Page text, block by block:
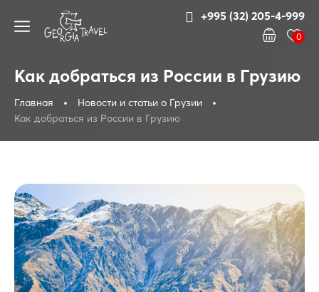
+995 (32) 205-4-999
0
Как добраться из России в Грузию
Главная
Новости и статьи о Грузии
Как добраться из России в Грузию